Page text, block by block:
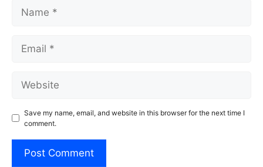
Save my name, email, and website in this browser for the next time I
comment.